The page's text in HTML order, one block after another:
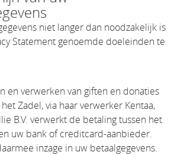
niet langer dan noodzakelijk is
Statement genoemde doeleinden te
en verwerken van giften en donaties
Zadel, via haar verwerker Kentaa,
B.V. verwerkt de betaling tussen het
uw bank of creditcard-aanbieder.
inzage in uw betaalgegevens.